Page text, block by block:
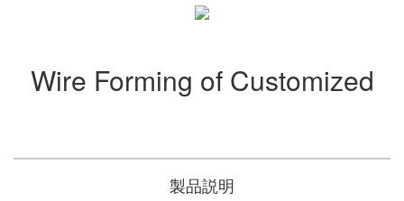
Wire Forming of Customized
製品説明